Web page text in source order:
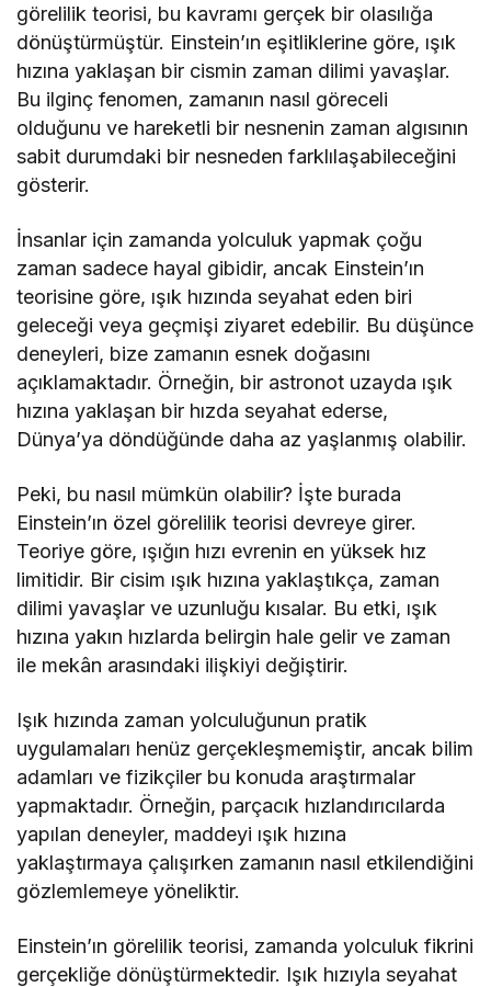
görelilik teorisi, bu kavramı gerçek bir olasılığa
dönüştürmüştür. Einstein’ın eşitliklerine göre, ışık
hızına yaklaşan bir cismin zaman dilimi yavaşlar.
Bu ilginç fenomen, zamanın nasıl göreceli
olduğunu ve hareketli bir nesnenin zaman algısının
sabit durumdaki bir nesneden farklılaşabileceğini
gösterir.
İnsanlar için zamanda yolculuk yapmak çoğu
zaman sadece hayal gibidir, ancak Einstein’ın
teorisine göre, ışık hızında seyahat eden biri
geleceği veya geçmişi ziyaret edebilir. Bu düşünce
deneyleri, bize zamanın esnek doğasını
açıklamaktadır. Örneğin, bir astronot uzayda ışık
hızına yaklaşan bir hızda seyahat ederse,
Dünya’ya döndüğünde daha az yaşlanmış olabilir.
Peki, bu nasıl mümkün olabilir? İşte burada
Einstein’ın özel görelilik teorisi devreye girer.
Teoriye göre, ışığın hızı evrenin en yüksek hız
limitidir. Bir cisim ışık hızına yaklaştıkça, zaman
dilimi yavaşlar ve uzunluğu kısalar. Bu etki, ışık
hızına yakın hızlarda belirgin hale gelir ve zaman
ile mekân arasındaki ilişkiyi değiştirir.
Işık hızında zaman yolculuğunun pratik
uygulamaları henüz gerçekleşmemiştir, ancak bilim
adamları ve fizikçiler bu konuda araştırmalar
yapmaktadır. Örneğin, parçacık hızlandırıcılarda
yapılan deneyler, maddeyi ışık hızına
yaklaştırmaya çalışırken zamanın nasıl etkilendiğini
gözlemlemeye yöneliktir.
Einstein’ın görelilik teorisi, zamanda yolculuk fikrini
gerçekliğe dönüştürmektedir. Işık hızıyla seyahat